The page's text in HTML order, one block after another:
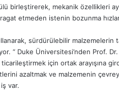
birleştirerek, mekanik özellikleri
etmeden istenin bozunma
sürdürülebilir malzemelerin
“ Duke Üniversitesi’nden Prof.
için ortak arayışına
azaltmak ve malzemenin
var.